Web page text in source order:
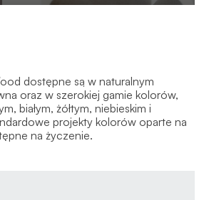
dostępne są w naturalnym
oraz w szerokiej gamie kolorów,
białym, żółtym, niebieskim i
projekty kolorów oparte na
na życzenie.